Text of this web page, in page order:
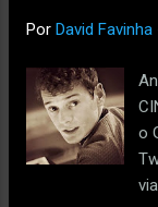
Por David Favinha
o